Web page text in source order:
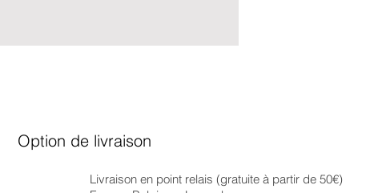
Option de livraison
Livraison en point relais (gratuite à partir de 50€)